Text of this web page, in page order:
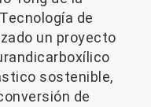
de
un proyecto
sostenible,
de